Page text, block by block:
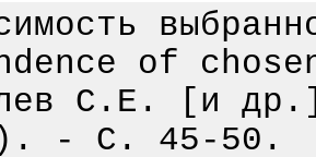
of
С.Е. [и
- С. 45-50.